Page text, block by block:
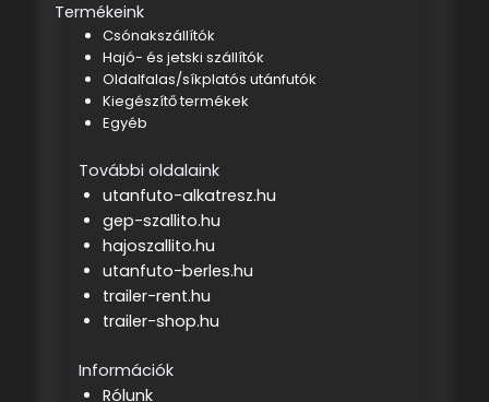
Termékeink
Csónakszállítók
Hajó- és jetski szállítók
Oldalfalas/síkplatós utánfutók
Kiegészítő termékek
Egyéb
További oldalaink
utanfuto-alkatresz.hu
gep-szallito.hu
hajoszallito.hu
utanfuto-berles.hu
trailer-rent.hu
trailer-shop.hu
Információk
Rólunk